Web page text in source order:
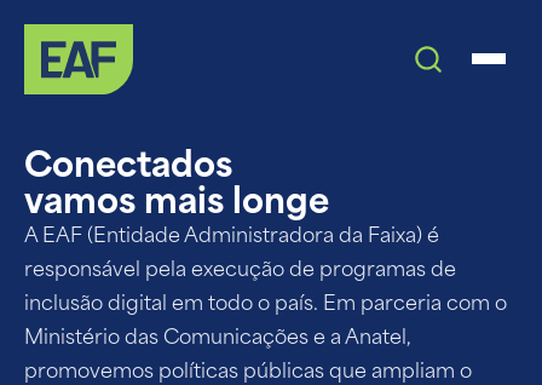
Conectados
vamos mais longe
A EAF (Entidade Administradora da Faixa) é
responsável pela execução de programas de
inclusão digital em todo o país. Em parceria com o
Ministério das Comunicações e a Anatel,
promovemos políticas públicas que ampliam o